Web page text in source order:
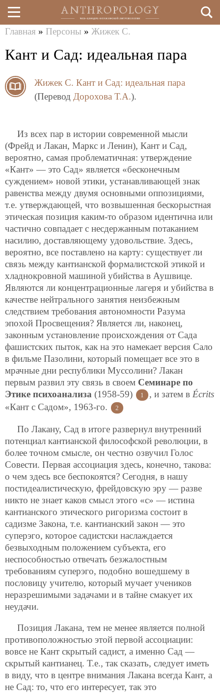
Перейти
к
здесь
Главная » Персоны » Жижек С.
Кант и Сад: идеальная пара
Жижек С. Кант и Сад: идеальная пара
(Перевод Дорохова Т.А.).
Из всех пар в истории современной мысли
(Фрейд и Лакан, Маркс и Ленин), Кант и Сад,
вероятно, самая проблематичная: утверждение
«Кант» — это Сад» является «бесконечным
суждением» новой этики, устанавливающей знак
равенства между двумя основными оппозициями,
т.е. утверждающей, что возвышенная бескорыстная
этическая позиция каким-то образом идентична или
частично совпадает с несдержанным потаканием
насилию, доставляющему удовольствие. Здесь,
вероятно, все поставлено на карту: существует ли
связь между кантианской формалистской этикой и
хладнокровной машиной убийства в Аушвице.
Являются ли концентрационные лагеря и убийства в
качестве нейтрального занятия неизбежным
следствием требования автономности Разума
эпохой Просвещения? Является ли, наконец,
законным установление происхождения от Сада
фашистских пыток, как на это намекает версия Сало
в фильме Пазолини, который помещает все это в
мрачные дни республики Муссолини? Лакан
первым развил эту связь в своем Семинаре по
Этике психоанализа (1958-59) 1 , и затем в Écrits
«Кант с Садом», 1963-го.
2
По Лакану, Сад в итоге развернул внутренний
потенциал кантианской философской революции, в
более точном смысле, он честно озвучил Голос
Совести. Первая ассоциация здесь, конечно, такова:
о чем здесь все беспокоятся? Сегодня, в нашу
постидеалистическую, фрейдовскую эру — разве
никто не знает каков смысл этого «с» — истина
кантианского этического ригоризма состоит в
садизме Закона, т.е. кантианский закон — это
суперэго, которое садистски наслаждается
безвыходным положением субъекта, его
неспособностью отвечать безжалостным
требованиям суперэго, подобно вошедшему в
пословицу учителю, который мучает учеников
неразрешимыми задачами и в тайне смакует их
неудачи.
Позиция Лакана, тем не менее является полной
противоположностью этой первой ассоциации:
вовсе не Кант скрытый садист, а именно Сад —
скрытый кантианец. Т.е., так сказать, следует иметь
в виду, что в центре внимания Лакана всегда Кант, а
не Сад: то, что его интересует, так это